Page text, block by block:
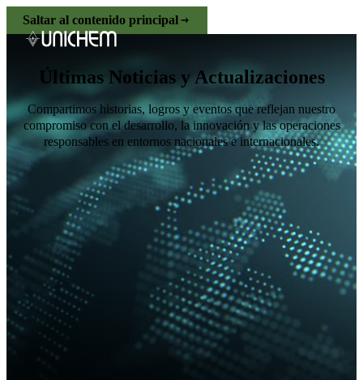
Saltar al contenido principal
Últimas Noticias y Actualizaciones
Compartimos historias, logros y eventos que reflejan nuestro
compromiso con el desarrollo, la innovación y las operaciones
responsables en entornos nacionales e internacionales.